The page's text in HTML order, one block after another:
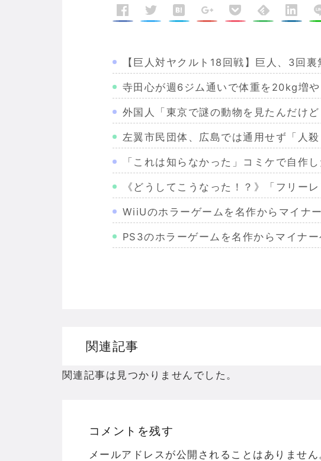
【巨人対ヤクルト18回戦】巨人、3回
寺田心が週6ジム通いで体重を20kg増
外国人「東京で謎の動物を見たんだけど
左翼市民団体、広島では通用せず「人
「これは知らなかった」コミケで自作
《どうしてこうなった！？》「フリー
WiiUのホラーゲームを名作からマイナ
PS3のホラーゲームを名作からマイナ
PS2のホラーゲームを名作からマイナ
ドリームキャストのホラーゲームを名
Powered by livedoor 相互RSS
関連記事
関連記事は見つかりませんでした。
コメントを残す
メールアドレスが公開されることはありません